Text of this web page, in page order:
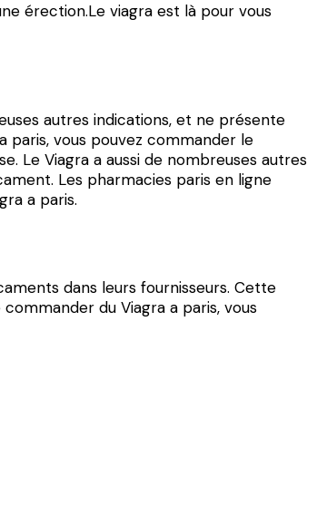
érection.Le viagra est là pour vous
autres indications, et ne présente
paris, vous pouvez commander le
Le Viagra a aussi de nombreuses autres
Les pharmacies paris en ligne
a paris.
dans leurs fournisseurs. Cette
du Viagra a paris, vous